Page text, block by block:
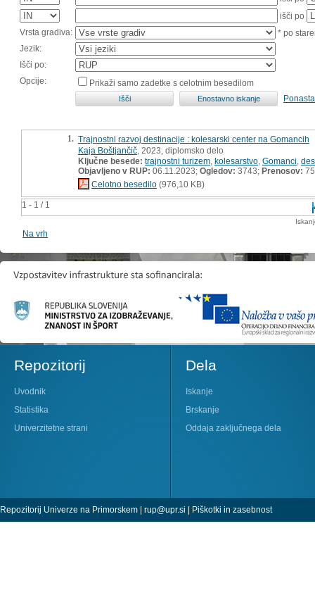
išči po
Vrsta gradiva:
* po
Jezik:
Išči po:
Opcije:
Prikaži samo zadetke s celotnim besedilom
1 - 1 / 1
1. Trajnostni razvoj destinacije : kolesarski center na Gomancih
Kaja Boštjančič , 2023, diplomsko delo
Ključne besede: trajnostni turizem kolesarstvo Gomanci
Objavljeno v RUP: 06.11.2023; Ogledov: 3743; Prenosov: 75
Celotno besedilo (976,10 KB)
Na vrh
Repozitorij
Uvodnik
Statistika
Univerzitetne strani
Dela
Iskanje
Brskanje
Oddaja zaključnega dela
Repozitorij Univerze na Primorskem | rup@upr.si | Piškotki in zasebnost